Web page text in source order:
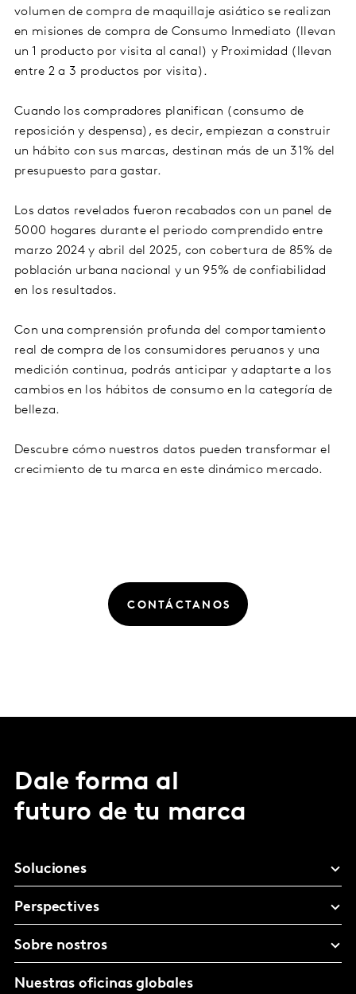
volumen de compra de maquillaje asiático se realizan
en misiones de compra de Consumo Inmediato (llevan
un 1 producto por visita al canal) y Proximidad (llevan
entre 2 a 3 productos por visita).
Cuando los compradores planifican (consumo de
reposición y despensa), es decir, empiezan a construir
un hábito con sus marcas, destinan más de un 31% del
presupuesto para gastar.
Los datos revelados fueron recabados con un panel de
5000 hogares durante el periodo comprendido entre
marzo 2024 y abril del 2025, con cobertura de 85% de
población urbana nacional y un 95% de confiabilidad
en los resultados.
Con una comprensión profunda del comportamiento
real de compra de los consumidores peruanos y una
medición continua, podrás anticipar y adaptarte a los
cambios en los hábitos de consumo en la categoría de
belleza.
Descubre cómo nuestros datos pueden transformar el
crecimiento de tu marca en este dinámico mercado.
CONTÁCTANOS
Dale forma al
futuro de tu marca
Soluciones
Perspectives
Sobre nostros
Nuestras oficinas globales